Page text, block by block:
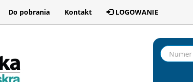
Do pobrania Kontakt LOGOWANIE